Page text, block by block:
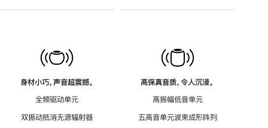
身材小巧，声音超震撼。
全频驱动单元
双振动抵消无源辐射器
高保真音质，令人沉浸。
高振幅低音单元
五高音单元波束成形阵列